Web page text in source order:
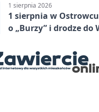
(Grupa IV)
1 sierpnia 2026
1 sierpnia w
o „Burzy” i drodze do